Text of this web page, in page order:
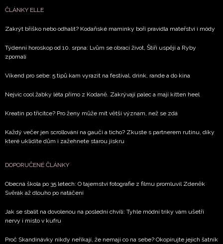
ČLÁNKY ELLE
Zakrýt bříško nebo odhalit? Kodaňské maminky boří pravidla mateřství i módy
Týdenní horoskop od 10. srpna: Lvům se obrací život, Štíři uspějí a Ryby
zpomalí
Víkend pro sebe: 5 tipů kam vyrazit na festival, drink, rande a do kina
Nejvíc cool žabky léta přímo z Kodaně. Zakrývají palec a mají kitten heel
Kreatin po třicítce? Pro ženy může mít větší význam, než se zdá
Každý večer jen scrollování na gauči a ticho? Zkuste s partnerem rutinu, díky
které uklidíte dům i zažehnete starou jiskru
DOPORUČENÉ ČLÁNKY
Obecná škola po 35 letech: O tajemství fotografie z filmu promluvil Zdeněk
Svěrák až dlouho po natáčení
Jak se sbalit na dovolenou na poslední chvíli: Tyhle módní triky vám ušetří
nervy i místo v kufru
Proč Skandinávky nikdy neříkají, že nemají co na sebe? Okopírujte jejich šatník